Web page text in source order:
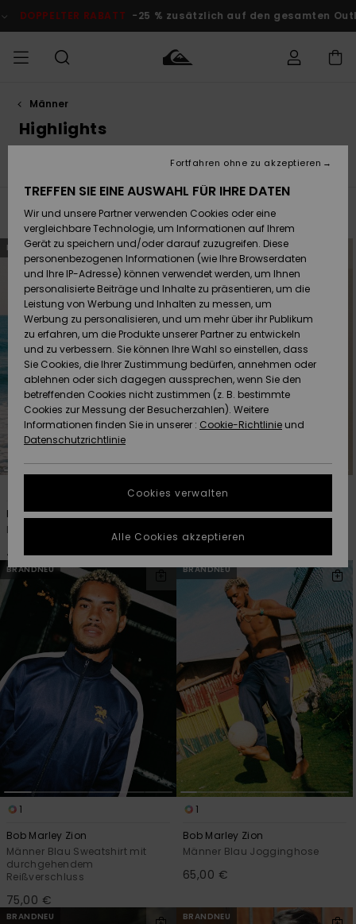
Produkt
springen
zusätzlich auf den gesamten Outlet-Bereich Jetzt Sparen
MÄNNER
Accessoires
Schuhe&
Flip-Flops
Surf
Snow
Brandneu
Highlights
Accessoires
Schuhe&
Flip-Flops
Surf
Snow
Brandneu
Highlights
FRAUEN
Brandneu
Highlights
Snow
SURF
Kinder
Highlights
Community
SNOW
Snow Shop
Kinder
Snow Shop
Damen
Highlights
Community
DOPPELTER
RABATT
KINDER
Outlet
Frauen
HILFE & KONTAKT
Retouren
Bezahlung
Geschenkkarte
Quiksilver
Freedom
Datenschutz
Starten Sie eine
um die
schnellste
Antwort auf Ihre
Unterhaltung
starten
Antworten auf
die häufigsten
Fragen sowie
unser
Kontaktformular.
FAQ
ansehen
NACHHALTIGKEIT
SHOPS
QUIKSILVER APP
WUNSCHLISTE
Männer
Highlights
Young Guns Faherty x
Filtern & Sortieren 1.504
Direkt
zu
den
Filterkriterien
springen
Überspringen
und
filtern
BRANDNEU
Bob Marley Uprising
Männer Weiss T-Shirt
40,00 €
BRANDNEU
Faherty x Quiksilver
120,00 €
BRANDNEU
1
Bob Marley Zion
Männer Blau Sweatshirt mit
durchgehendem
Reißverschluss
75,00 €
BRANDNEU
1
Bob Marley Zion
Männer Blau Jogginghose
65,00 €
BRANDNEU BRANDNEU
TREFFEN SIE EINE AUSWAHL FÜR IHRE DATEN
Wir und unsere Partner verwenden Cookies oder eine
vergleichbare Technologie, um Informationen auf Ihrem
Gerät zu speichern und/oder darauf zuzugreifen. Diese
personenbezogenen Informationen (wie Ihre Browserdaten
und Ihre IP-Adresse) können verwendet werden, um Ihnen
personalisierte Beiträge und Inhalte zu präsentieren, um die
Leistung von Werbung und Inhalten zu messen, um
Werbung zu personalisieren, und um mehr über ihr Publikum
zu erfahren, um die Produkte unserer Partner zu entwickeln
und zu verbessern. Sie können Ihre Wahl so einstellen, dass
Sie Cookies, die Ihrer Zustimmung bedürfen, annehmen oder
ablehnen oder sich dagegen aussprechen, wenn Sie den
betreffenden Cookies nicht zustimmen (z. B. bestimmte
Cookies zur Messung der Besucherzahlen). Weitere
Informationen finden Sie in unserer : Cookie-Richtlinie und
Datenschutzrichtlinie
Cookies verwalten
Fortfahren ohne zu akzeptieren
Alle Cookies akzeptieren